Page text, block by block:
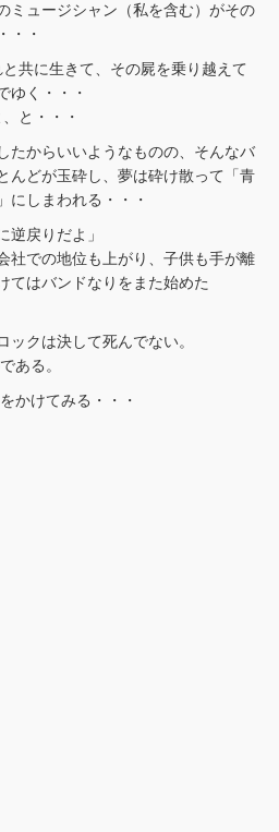
ミュージシャン（私を含む）がその
・・
共に生きて、その屍を乗り越えて
ゆく・・・
と・・・
たからいいようなものの、そんなバ
んどが玉砕し、夢は砕け散って「青
にしまわれる・・・
逆戻りだよ」
社での地位も上がり、子供も手が離
てはバンドなりをまた始めた
クは決して死んでない。
ある。
かけてみる・・・